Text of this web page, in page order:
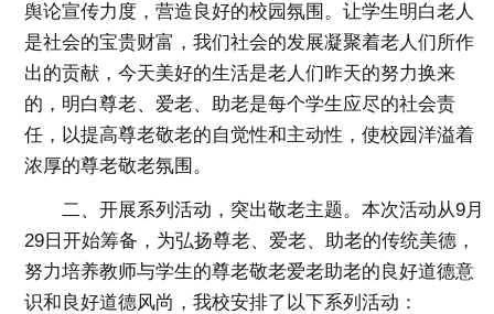
舆论宣传力度，营造良好的校园氛围。让学生明白老人
是社会的宝贵财富，我们社会的发展凝聚着老人们所作
出的贡献，今天美好的生活是老人们昨天的努力换来
的，明白尊老、爱老、助老是每个学生应尽的社会责
任，以提高尊老敬老的自觉性和主动性，使校园洋溢着
浓厚的尊老敬老氛围。
二、开展系列活动，突出敬老主题。本次活动从9月
29日开始筹备，为弘扬尊老、爱老、助老的传统美德，
努力培养教师与学生的尊老敬老爱老助老的良好道德意
识和良好道德风尚，我校安排了以下系列活动：